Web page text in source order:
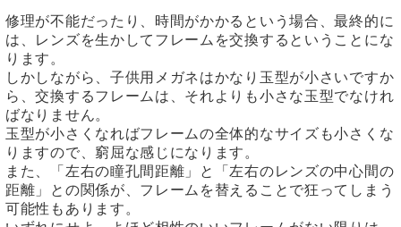
修理が不能だったり、時間がかかるという場合、最終的に
は、レンズを生かしてフレームを交換するということにな
ります。
しかしながら、子供用メガネはかなり玉型が小さいですか
ら、交換するフレームは、それよりも小さな玉型でなけれ
ばなりません。
玉型が小さくなればフレームの全体的なサイズも小さくな
りますので、窮屈な感じになります。
また、「左右の瞳孔間距離」と「左右のレンズの中心間の
距離」との関係が、フレームを替えることで狂ってしまう
可能性もあります。